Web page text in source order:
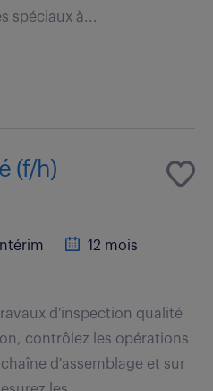
spéciaux à...
(f/h)
12 mois
d'inspection qualité
contrôlez les opérations
d'assemblage et sur